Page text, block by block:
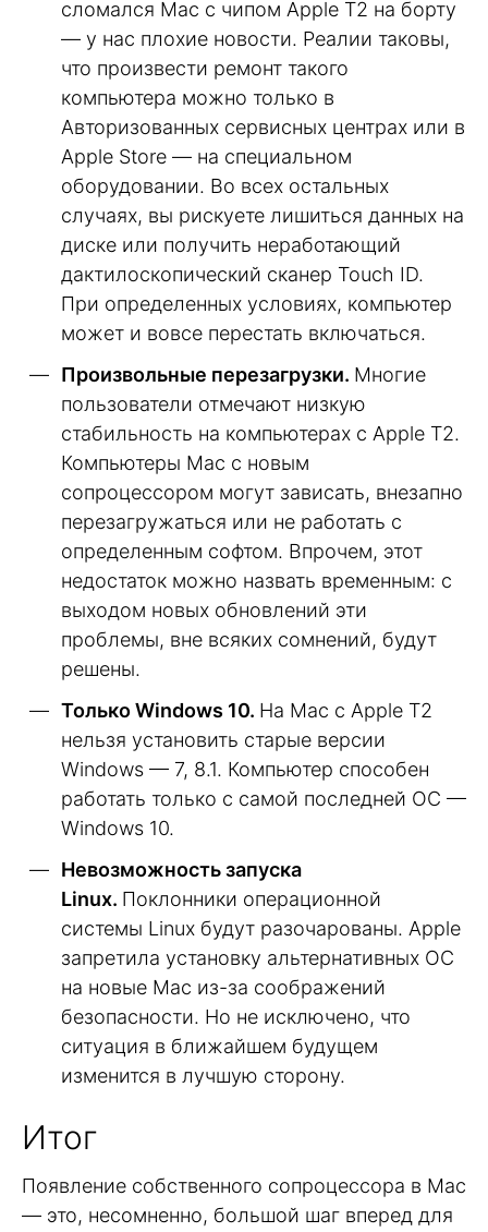
сломался Mac с чипом Apple T2 на борту
— у нас плохие новости. Реалии таковы,
что произвести ремонт такого
компьютера можно только в
Авторизованных сервисных центрах или в
Apple Store — на специальном
оборудовании. Во всех остальных
случаях, вы рискуете лишиться данных на
диске или получить неработающий
дактилоскопический сканер Touch ID.
При определенных условиях, компьютер
может и вовсе перестать включаться.
Произвольные перезагрузки. Многие
пользователи отмечают низкую
стабильность на компьютерах с Apple T2.
Компьютеры Mac с новым
сопроцессором могут зависать, внезапно
перезагружаться или не работать с
определенным софтом. Впрочем, этот
недостаток можно назвать временным: с
выходом новых обновлений эти
проблемы, вне всяких сомнений, будут
решены.
Только Windows 10. На Mac с Apple T2
нельзя установить старые версии
Windows — 7, 8.1. Компьютер способен
работать только с самой последней ОС —
Windows 10.
Невозможность запуска
Linux. Поклонники операционной
системы Linux будут разочарованы. Apple
запретила установку альтернативных ОС
на новые Mac из-за соображений
безопасности. Но не исключено, что
ситуация в ближайшем будущем
изменится в лучшую сторону.
Итог
Появление собственного сопроцессора в Mac
— это, несомненно, большой шаг вперед для